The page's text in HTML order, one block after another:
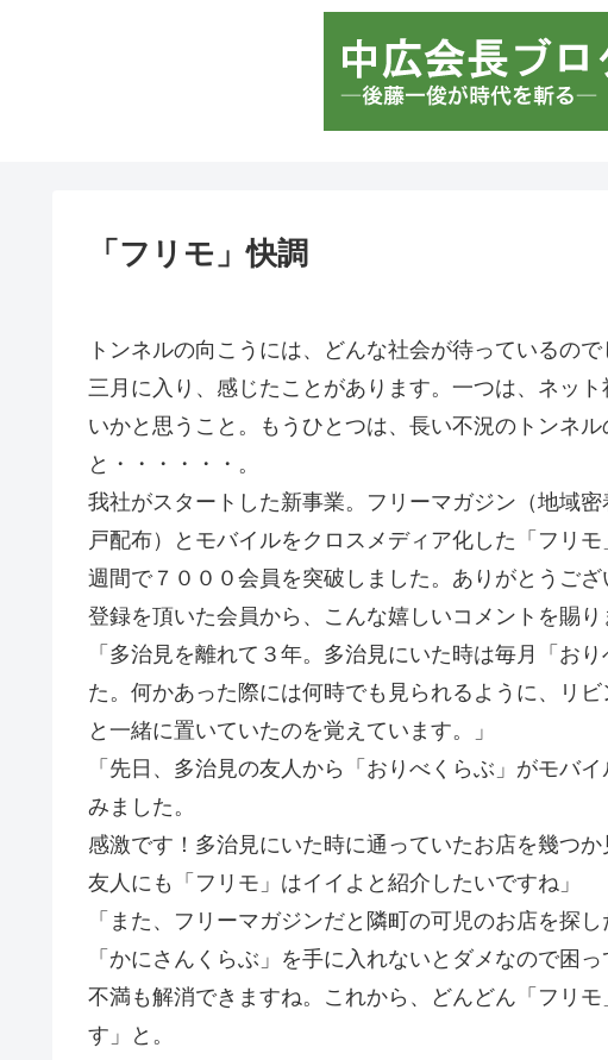
「フリモ」快調
トンネルの向こうには、どんな社会が待っているので
三月に入り、感じたことがあります。一つは、ネッ
いかと思うこと。もうひとつは、長い不況のトンネ
と・・・・・・。
我社がスタートした新事業。フリーマガジン（地域
戸配布）とモバイルをクロスメディア化した「フリ
週間で７０００会員を突破しました。ありがとうござ
登録を頂いた会員から、こんな嬉しいコメントを賜り
「多治見を離れて３年。多治見にいた時は毎月「お
た。何かあった際には何時でも見られるように、リ
と一緒に置いていたのを覚えています。」
「先日、多治見の友人から「おりべくらぶ」がモバ
みました。
感激です！多治見にいた時に通っていたお店を幾つ
友人にも「フリモ」はイイよと紹介したいですね」
「また、フリーマガジンだと隣町の可児のお店を探
「かにさんくらぶ」を手に入れないとダメなので困
不満も解消できますね。これから、どんどん「フリ
す」と。